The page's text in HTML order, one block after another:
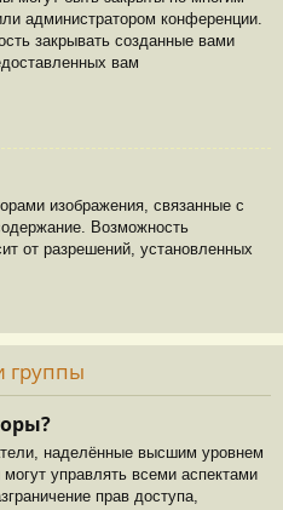
администратором конференции.
закрывать созданные вами
вам
изображения, связанные с
Возможность
от разрешений, установленных
группы
наделённые высшим уровнем
управлять всеми аспектами
прав доступа,